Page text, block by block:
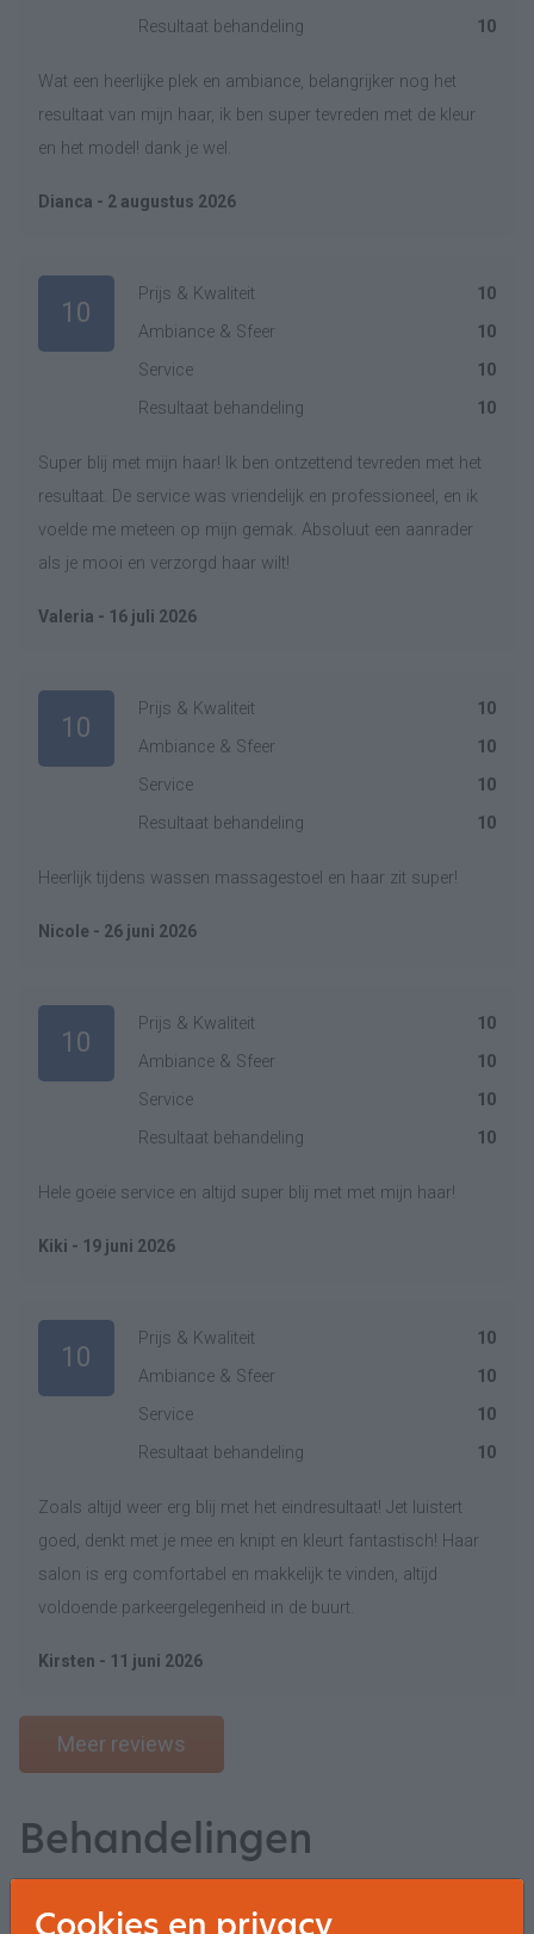
Resultaat behandeling
10
Wat een heerlijke plek en ambiance, belangrijker nog het
resultaat van mijn haar, ik ben super tevreden met de kleur
en het model! dank je wel.
Dianca - 2 augustus 2026
10
Prijs & Kwaliteit
10
Ambiance & Sfeer
10
Service
10
Resultaat behandeling
10
Super blij met mijn haar! Ik ben ontzettend tevreden met het
resultaat. De service was vriendelijk en professioneel, en ik
voelde me meteen op mijn gemak. Absoluut een aanrader
als je mooi en verzorgd haar wilt!
Valeria - 16 juli 2026
10
Prijs & Kwaliteit
10
Ambiance & Sfeer
10
Service
10
Resultaat behandeling
10
Heerlijk tijdens wassen massagestoel en haar zit super!
Nicole - 26 juni 2026
10
Prijs & Kwaliteit
10
Ambiance & Sfeer
10
Service
10
Resultaat behandeling
10
Hele goeie service en altijd super blij met met mijn haar!
Kiki - 19 juni 2026
10
Prijs & Kwaliteit
10
Ambiance & Sfeer
10
Service
10
Resultaat behandeling
10
Zoals altijd weer erg blij met het eindresultaat! Jet luistert
goed, denkt met je mee en knipt en kleurt fantastisch! Haar
salon is erg comfortabel en makkelijk te vinden, altijd
voldoende parkeergelegenheid in de buurt.
Kirsten - 11 juni 2026
Meer reviews
Behandelingen
Teinture/Toner
Cookies en privacy